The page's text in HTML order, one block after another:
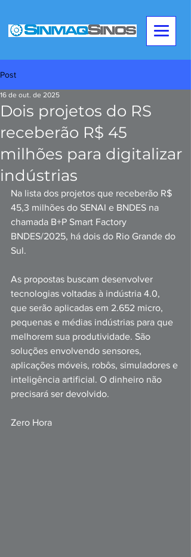
Post
Dois projetos do RS
receberão R$ 45
milhões para digitalizar
indústrias
16 de out. de 2025
Na lista dos projetos que receberão R$
45,3 milhões do SENAI e BNDES na
chamada B+P Smart Factory
BNDES/2025, há dois do Rio Grande do
Sul.
As propostas buscam desenvolver
tecnologias voltadas à indústria 4.0,
que serão aplicadas em 2.652 micro,
pequenas e médias indústrias para que
melhorem sua produtividade. São
soluções envolvendo sensores,
aplicações móveis, robôs, simuladores e
inteligência artificial. O dinheiro não
precisará ser devolvido.
Zero Hora